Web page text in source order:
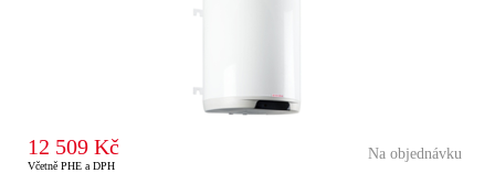
12 509 Kč
Včetně PHE a DPH
Na objednávku